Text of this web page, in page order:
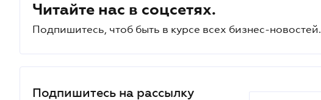
Читайте нас в соцсетях.
Подпишитесь, чтоб быть в курсе всех бизнес-новостей.
Подпишитесь на рассылку